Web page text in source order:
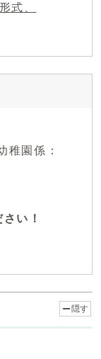
式、
園係：
い！
隠す